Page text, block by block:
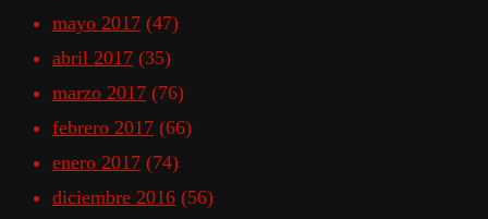
mayo 2017 (47)
abril 2017 (35)
marzo 2017 (76)
febrero 2017 (66)
enero 2017 (74)
diciembre 2016 (56)